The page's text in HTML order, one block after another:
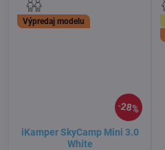
28%
Výpredaj modelu
iKamper SkyCamp Mini 3.0
White